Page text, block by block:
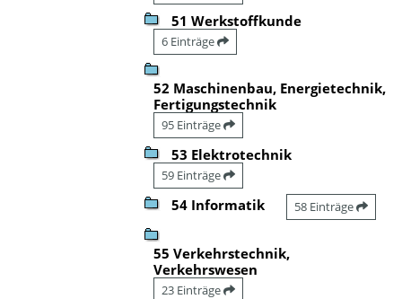
51 Werkstoffkunde
6 Einträge
52 Maschinenbau, Energietechnik,
Fertigungstechnik
95 Einträge
53 Elektrotechnik
59 Einträge
54 Informatik 58 Einträge
55 Verkehrstechnik,
Verkehrswesen
23 Einträge